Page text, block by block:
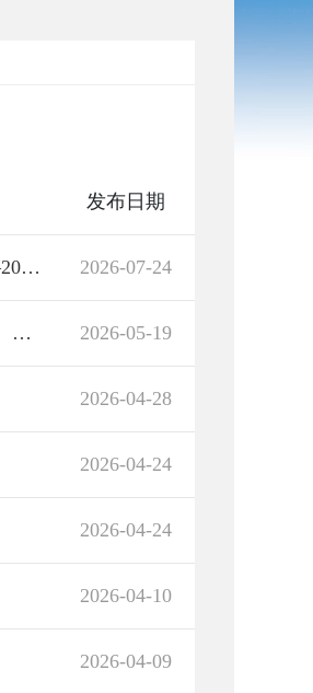
发布日期
湖南省普及健康生活方式 推行“减盐减油” 专项行动计划（2025—2027年） 2026-07-24
君山区建制乡镇卫生院、社区卫生服务中心预防接种门诊信息表、君山区建制乡镇卫生院、社区卫生服务中心提供儿童常见病和多发病诊疗服务信息表 2026-05-19
2026-04-28
2026-04-24
2026-04-24
2026-04-10
2026-04-09